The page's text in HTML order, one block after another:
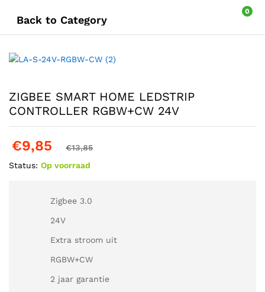
Back to Category
0
ZIGBEE SMART HOME LEDSTRIP
CONTROLLER RGBW+CW 24V
€9,85 €13,85
Status: Op voorraad
Zigbee 3.0
24V
Extra stroom uit
RGBW+CW
2 jaar garantie